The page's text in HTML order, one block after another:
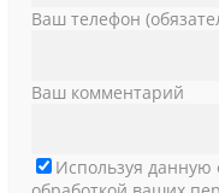
Ваш телефон
Ваш комментарий
Используя данную